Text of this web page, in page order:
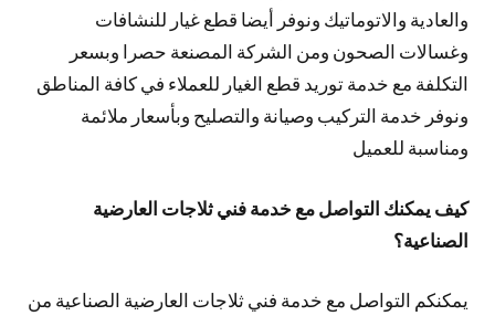
والعادية والاتوماتيك ونوفر أيضا قطع غيار للنشافات
وغسالات الصحون ومن الشركة المصنعة حصرا وبسعر
التكلفة مع خدمة توريد قطع الغيار للعملاء في كافة المناطق
ونوفر خدمة التركيب وصيانة والتصليح وبأسعار ملائمة
ومناسبة للعميل
كيف يمكنك التواصل مع خدمة فني ثلاجات العارضية
الصناعية؟
يمكنكم التواصل مع خدمة فني ثلاجات العارضية الصناعية من